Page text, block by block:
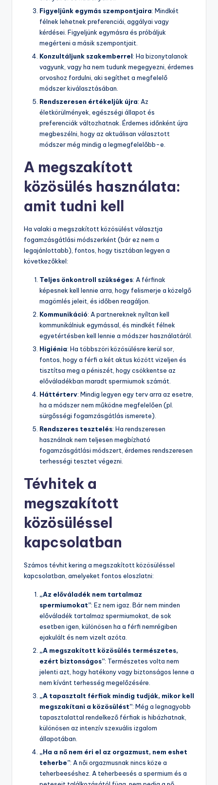
Figyeljünk egymás szempontjaira: Mindkét
félnek lehetnek preferenciái, aggályai vagy
kérdései. Figyeljünk egymásra és próbáljuk
megérteni a másik szempontjait.
Konzultáljunk szakemberrel: Ha bizonytalanok
vagyunk, vagy ha nem tudunk megegyezni, érdemes
orvoshoz fordulni, aki segíthet a megfelelő
módszer kiválasztásában.
Rendszeresen értékeljük újra: Az
életkörülmények, egészségi állapot és
preferenciák változhatnak. Érdemes időnként újra
megbeszélni, hogy az aktuálisan választott
módszer még mindig a legmegfelelőbb-e.
A megszakított
közösülés használata:
amit tudni kell
Ha valaki a megszakított közösülést választja
fogamzásgátlási módszerként (bár ez nem a
legajánlottabb), fontos, hogy tisztában legyen a
következőkkel:
Teljes önkontroll szükséges: A férfinak
képesnek kell lennie arra, hogy felismerje a közelgő
magömlés jeleit, és időben reagáljon.
Kommunikáció: A partnereknek nyíltan kell
kommunikálniuk egymással, és mindkét félnek
egyetértésben kell lennie a módszer használatáról.
Higiénia: Ha többszöri közösülésre kerül sor,
fontos, hogy a férfi a két aktus között vizeljen és
tisztítsa meg a péniszét, hogy csökkentse az
előváladékban maradt spermiumok számát.
Háttérterv: Mindig legyen egy terv arra az esetre,
ha a módszer nem működne megfelelően (pl.
sürgősségi fogamzásgátlás ismerete).
Rendszeres tesztelés: Ha rendszeresen
használnak nem teljesen megbízható
fogamzásgátlási módszert, érdemes rendszeresen
terhességi tesztet végezni.
Tévhitek a
megszakított
közösüléssel
kapcsolatban
Számos tévhit kering a megszakított közösüléssel
kapcsolatban, amelyeket fontos eloszlatni:
„Az előváladék nem tartalmaz
spermiumokat”: Ez nem igaz. Bár nem minden
előváladék tartalmaz spermiumokat, de sok
esetben igen, különösen ha a férfi nemrégiben
ejakulált és nem vizelt azóta.
„A megszakított közösülés természetes,
ezért biztonságos”: Természetes volta nem
jelenti azt, hogy hatékony vagy biztonságos lenne a
nem kívánt terhesség megelőzésére.
„A tapasztalt férfiak mindig tudják, mikor kell
megszakítani a közösülést”: Még a legnagyobb
tapasztalattal rendelkező férfiak is hibázhatnak,
különösen az intenzív szexuális izgalom
állapotában.
„Ha a nő nem éri el az orgazmust, nem eshet
teherbe”: A női orgazmusnak nincs köze a
teherbeeséshez. A teherbeesés a spermium és a